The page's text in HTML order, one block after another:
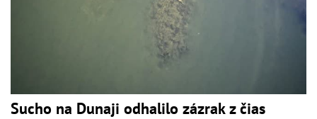
Sucho na Dunaji odhalilo zázrak z čias